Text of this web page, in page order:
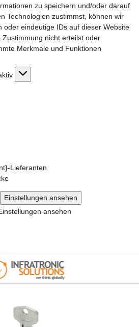
zu speichern und/oder darauf
Technologien zustimmst, können wir
oder eindeutige IDs auf dieser Website
nicht erteilst oder
Merkmale und Funktionen
Lieferanten
Einstellungen ansehen
ansehen